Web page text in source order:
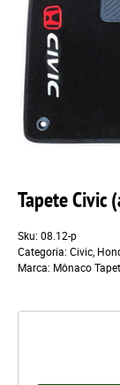
Tapete Civic
Sku: 08.12-p
Categoria: Civic,
Marca: Mônaco